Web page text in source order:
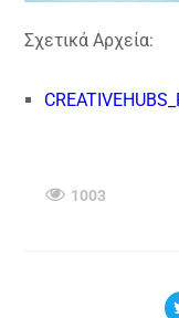
Σχετικά Αρχεία:
1003